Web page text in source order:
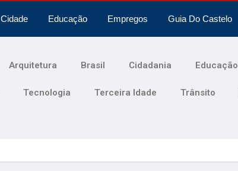
Cidade Educação Empregos Guia Do Castelo
Arquitetura Brasil Cidadania Educação
Tecnologia Terceira Idade Trânsito